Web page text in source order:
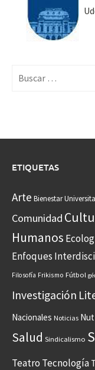
ETIQUETAS
Arte Bienestar
Comunidad
Humanos
Enfoques
Filosofía Frikismo Fútbol
Investigación
Nacionales Noticias
Salud Sindicalismo
Teatro Tecnología